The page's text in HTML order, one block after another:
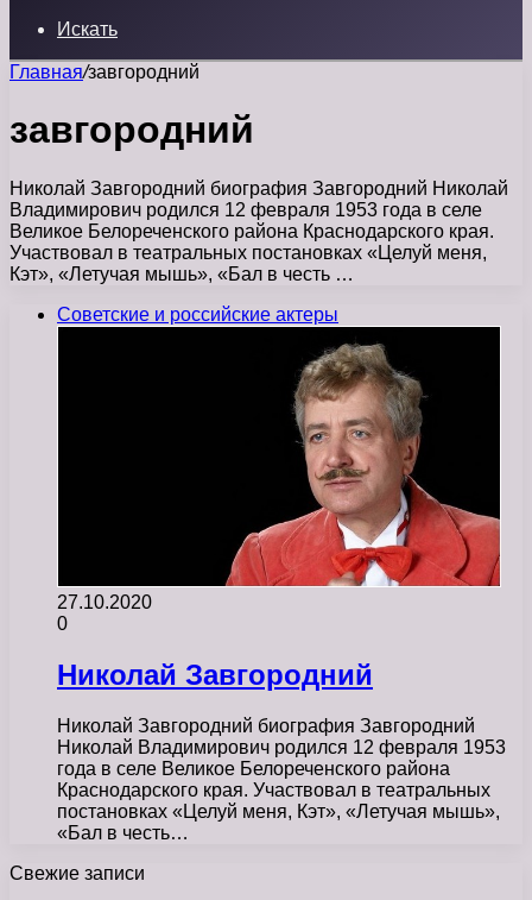
Искать
Главная/завгородний
завгородний
Николай Завгородний биография Завгородний Николай
Владимирович родился 12 февраля 1953 года в селе
Великое Белореченского района Краснодарского края.
Участвовал в театральных постановках «Целуй меня,
Кэт», «Летучая мышь», «Бал в честь …
Советские и российские актеры
27.10.2020
0
Николай Завгородний
Николай Завгородний биография Завгородний
Николай Владимирович родился 12 февраля 1953
года в селе Великое Белореченского района
Краснодарского края. Участвовал в театральных
постановках «Целуй меня, Кэт», «Летучая мышь»,
«Бал в честь…
Свежие записи